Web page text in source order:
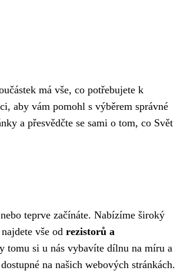
má vše, co potřebujete k
aby vám pomohl s výběrem správné
a přesvědčte se sami o tom, co Svět
teprve začínáte. Nabízíme široký
vše od rezistorů a
tomu si u nás vybavíte dílnu na míru a
na našich webových stránkách.